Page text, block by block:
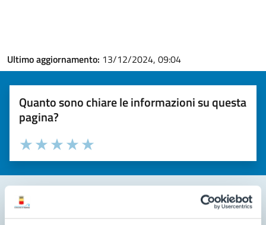
Ultimo aggiornamento: 13/12/2024, 09:04
Quanto sono chiare le informazioni su questa
pagina?
Valuta la chiarezza delle informazioni (da 1 a 5 stelle)
Seleziona il numero di stelle per valutare la chiarezza delle
Valuta 5 stelle su 5
Valuta 4 stelle su 5
Valuta 3 stelle su 5
Valuta 2 stelle su 5
Valuta 1 stelle su 5